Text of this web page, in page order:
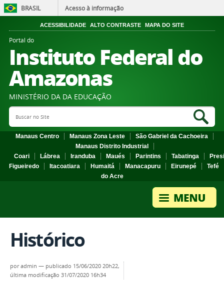
BRASIL Acesso à informação
ACESSIBILIDADE ALTO CONTRASTE MAPA DO SITE
Portal do
Instituto Federal do
Amazonas
MINISTÉRIO DA DA EDUCAÇÃO
Search Site
Manaus Centro Manaus Zona Leste
São Gabriel da Cachoeira
Manaus Distrito Industrial
Coari
Lábrea Iranduba Maués Parintins Tabatinga
Figueiredo
Itacoatiara Humaitá Manacapuru Eirunepé
Tefé
do Acre
Histórico
poradmin — publicado 15/06/2020 20h22,
última modificação 31/07/2020 16h34